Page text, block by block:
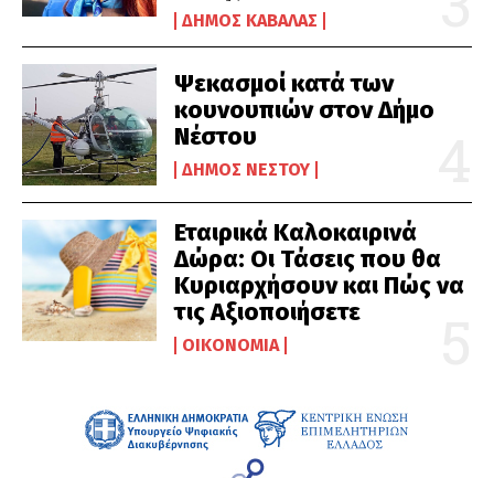
ΔΉΜΟΣ ΚΑΒΆΛΑΣ
Ψεκασμοί κατά των
κουνουπιών στον Δήμο
Νέστου
ΔΉΜΟΣ ΝΈΣΤΟΥ
Εταιρικά Καλοκαιρινά
Δώρα: Οι Τάσεις που θα
Κυριαρχήσουν και Πώς να
τις Αξιοποιήσετε
ΟΙΚΟΝΟΜΊΑ